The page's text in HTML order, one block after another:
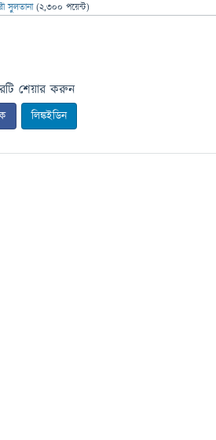
সুলতানা (2,300 পয়েন্ট)
শেয়ার করুন
লিঙ্কইডিন